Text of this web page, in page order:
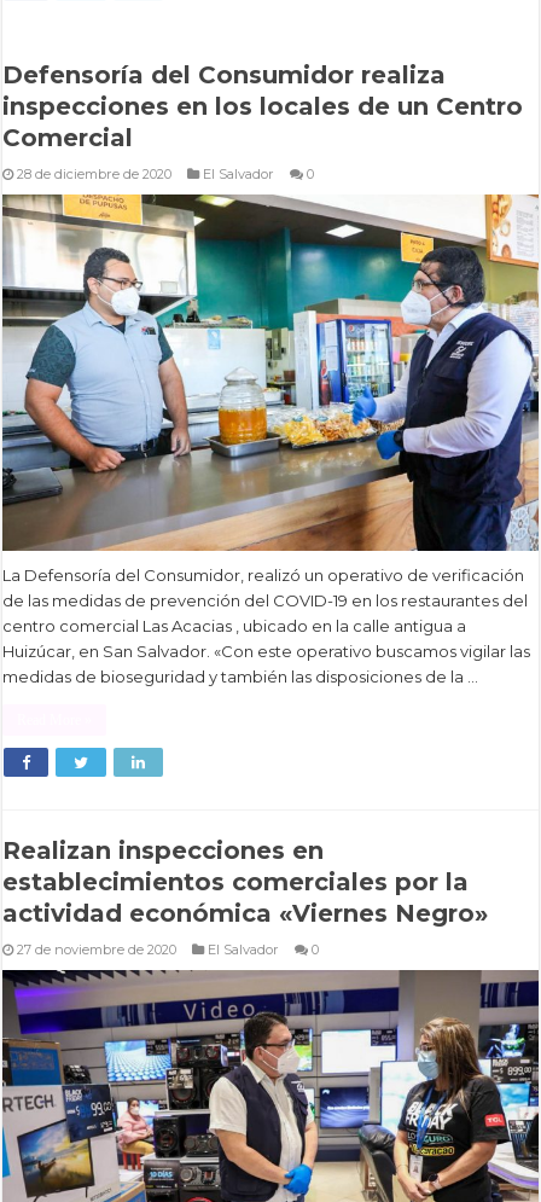
Defensoría del Consumidor realiza
inspecciones en los locales de un Centro
Comercial
28 de diciembre de 2020 El Salvador 0
La Defensoría del Consumidor, realizó un operativo de verificación
de las medidas de prevención del COVID-19 en los restaurantes del
centro comercial Las Acacias , ubicado en la calle antigua a
Huizúcar, en San Salvador. «Con este operativo buscamos vigilar las
medidas de bioseguridad y también las disposiciones de la …
Realizan inspecciones en
establecimientos comerciales por la
actividad económica «Viernes Negro»
27 de noviembre de 2020 El Salvador 0